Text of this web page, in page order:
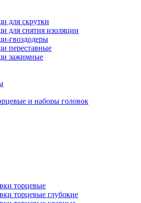
для скрутки
для снятия изоляции
гвоздодеры
переставные
зажимные
и наборы головок
торцевые
торцевые глубокие